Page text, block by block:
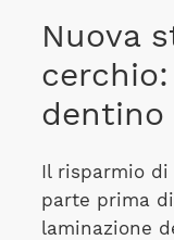
Nuova
dentino
Il risparmio di
parte prima
laminazione